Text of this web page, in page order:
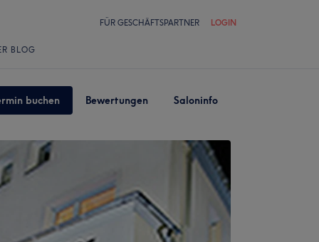
FÜR GESCHÄFTSPARTNER LOGIN
BLOG
buchen Bewertungen Saloninfo